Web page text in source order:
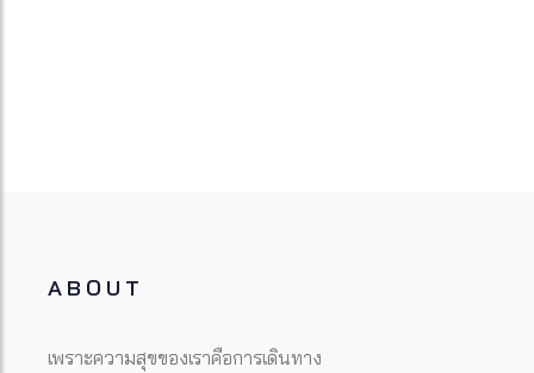
ABOUT
เพราะความสุขของเราคือการเดินทาง